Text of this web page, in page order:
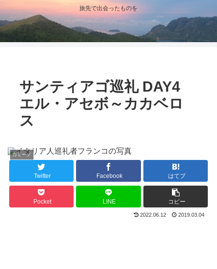
旅先で出会ったものを
サンティアゴ巡礼 DAY4
エル・アセボ～カカベロ
ス
カミーノ
Twitter Facebook はてブ
Pocket LINE コピー
2022.06.12 2019.03.04